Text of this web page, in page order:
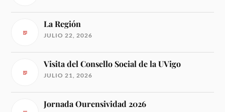
La Región
JULIO 22, 2026
Visita del Consello Social de la UVigo
JULIO 21, 2026
Jornada Ourensividad 2026